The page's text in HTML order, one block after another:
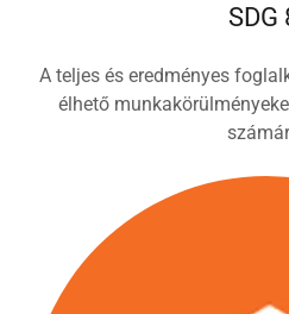
SDG
A teljes és eredményes
élhető